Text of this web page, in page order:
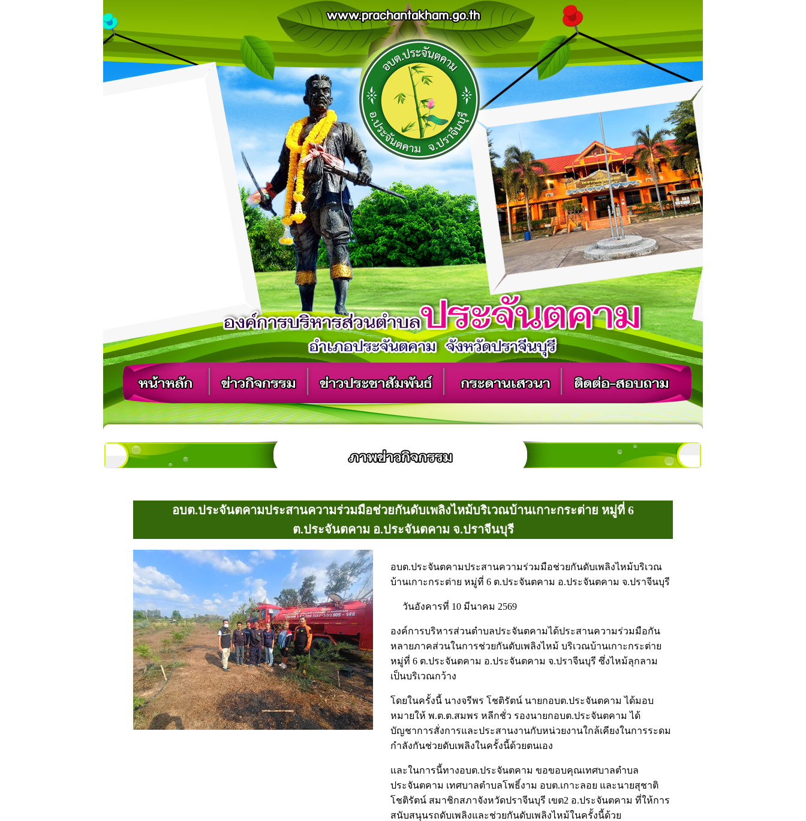
อบต.ประจันตคามประสานความร่วมมือช่วยกันดับเพลิงไหม้บริเวณบ้านเกาะกระต่าย หมู่ที่ 6
ต.ประจันตคาม อ.ประจันตคาม จ.ปราจีนบุรี
อบต.ประจันตคามประสานความร่วมมือช่วยกันดับเพลิงไหม้บริเวณ
บ้านเกาะกระต่าย หมู่ที่ 6 ต.ประจันตคาม อ.ประจันตคาม จ.ปราจีนบุรี
วันอังคารที่ 10 มีนาคม 2569
องค์การบริหารส่วนตำบลประจันตคามได้ประสานความร่วมมือกัน
หลายภาคส่วนในการช่วยกันดับเพลิงไหม้ บริเวณบ้านเกาะกระต่าย
หมู่ที่ 6 ต.ประจันตคาม อ.ประจันตคาม จ.ปราจีนบุรี ซึ่งไหม้ลุกลาม
เป็นบริเวณกว้าง
โดยในครั้งนี้ นางจรีพร โชติรัตน์ นายกอบต.ประจันตคาม ได้มอบ
หมายให้ พ.ต.ต.สมพร หลีกชั่ว รองนายกอบต.ประจันตคาม ได้
บัญชาการสั่งการและประสานงานกับหน่วยงานใกล้เคียงในการระดม
กำลังกันช่วยดับเพลิงในครั้งนี้ด้วยตนเอง
และในการนี้ทางอบต.ประจันตคาม ขอขอบคุณเทศบาลตำบล
ประจันตคาม เทศบาลตำบลโพธิ์งาม อบต.เกาะลอย และนายสุชาติ
โชติรัตน์ สมาชิกสภาจังหวัดปราจีนบุรี เขต2 อ.ประจันตคาม ที่ให้การ
สนับสนุนรถดับเพลิงและช่วยกันดับเพลิงไหม้ในครั้งนี้ด้วย